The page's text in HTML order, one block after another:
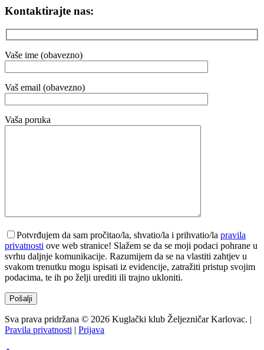
Kontaktirajte nas:
Vaše ime (obavezno)
Vaš email (obavezno)
Vaša poruka
Potvrđujem da sam pročitao/la, shvatio/la i prihvatio/la pravila
privatnosti ove web stranice! Slažem se da se moji podaci pohrane u
svrhu daljnje komunikacije. Razumijem da se na vlastiti zahtjev u
svakom trenutku mogu ispisati iz evidencije, zatražiti pristup svojim
podacima, te ih po želji urediti ili trajno ukloniti.
Sva prava pridržana © 2026 Kuglački klub Željezničar Karlovac. |
Pravila privatnosti | Prijava